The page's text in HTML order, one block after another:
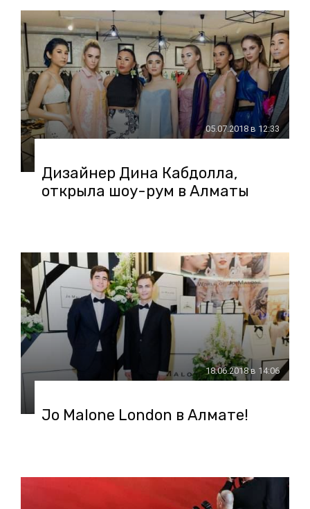
05.07.2018 в 12:33
Дизайнер Дина Кабдолла,
открыла шоу-рум в Алматы
18.06.2018 в 14:06
Jo Malone London в Алмате!